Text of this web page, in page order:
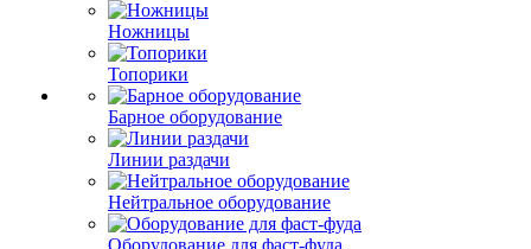
Ножницы
Топорики
Барное оборудование
Линии раздачи
Нейтральное оборудование
Оборудование для фаст-фуда